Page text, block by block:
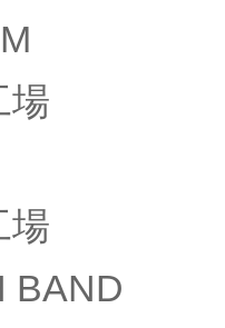
場
場
BAND